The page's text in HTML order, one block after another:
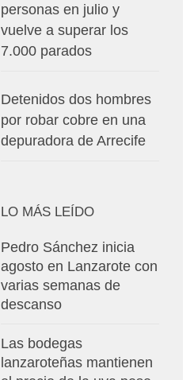
personas en julio y
vuelve a superar los
7.000 parados
Detenidos dos hombres
por robar cobre en una
depuradora de Arrecife
LO MÁS LEÍDO
Pedro Sánchez inicia
agosto en Lanzarote con
varias semanas de
descanso
Las bodegas
lanzaroteñas mantienen